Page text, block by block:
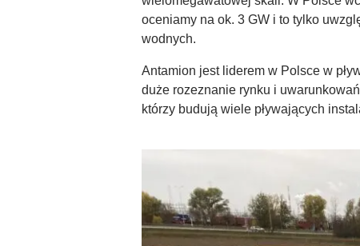
oceniamy na ok. 3 GW i to tylko
wodnych.
Antamion jest liderem w Polsce w
duże rozeznanie rynku i
którzy budują wiele pływających